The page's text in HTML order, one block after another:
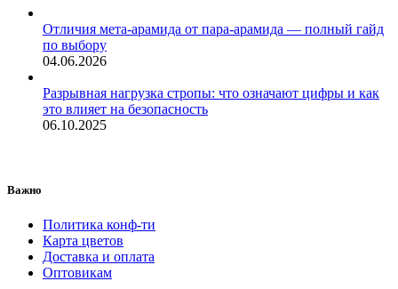
Отличия мета-арамида от пара-арамида — полный гайд
по выбору
04.06.2026
Разрывная нагрузка стропы: что означают цифры и как
это влияет на безопасность
06.10.2025
Важно
Политика конф-ти
Карта цветов
Доставка и оплата
Оптовикам